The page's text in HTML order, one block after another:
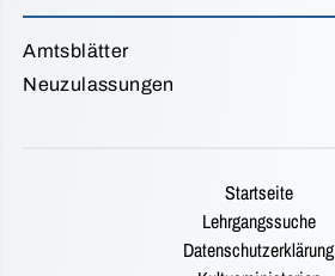
Amtsblätter
Neuzulassungen
Startseite
Lehrgangssuche
Datenschutzerklärung